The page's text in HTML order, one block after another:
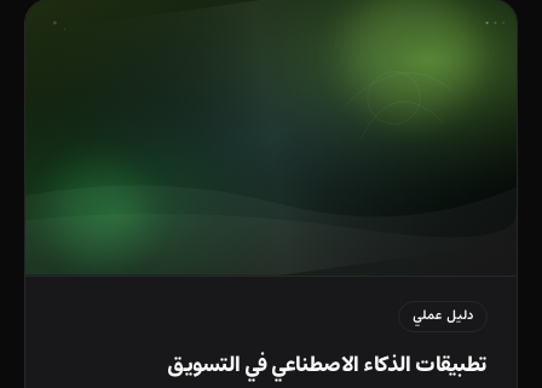
دليل عملي
تطبيقات الذكاء الاصطناعي في التسويق